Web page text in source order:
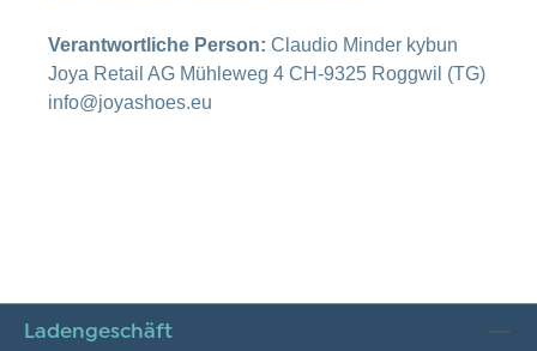
Verantwortliche Person: Claudio Minder kybun
Joya Retail AG Mühleweg 4 CH-9325 Roggwil (TG)
info@joyashoes.eu
Ladengeschäft